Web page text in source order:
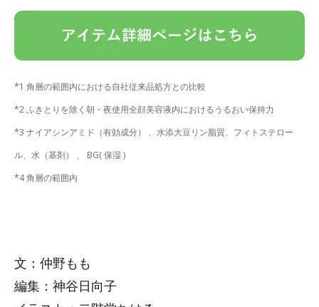
*1 角層の範囲内における自社従来品処方との比較
*2 ふきとりを除く朝・夜使用全顔美容液内におけるうるおい保持力
*3 ナイアシンアミド（有効成分） 、水添大豆リン脂質、フィトステロー
ル、水（基剤） 、 BG( 保湿 )
*4 角層の範囲内
文：仲野もも
編集：神谷日向子